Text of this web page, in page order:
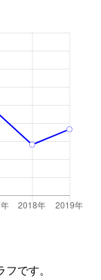
です。